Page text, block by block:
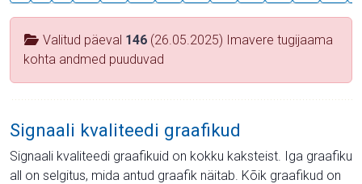
Valitud päeval 146 (26.05.2025) Imavere tugijaama
kohta andmed puuduvad
Signaali kvaliteedi graafikud
Signaali kvaliteedi graafikuid on kokku kaksteist. Iga graafiku
all on selgitus, mida antud graafik näitab. Kõik graafikud on